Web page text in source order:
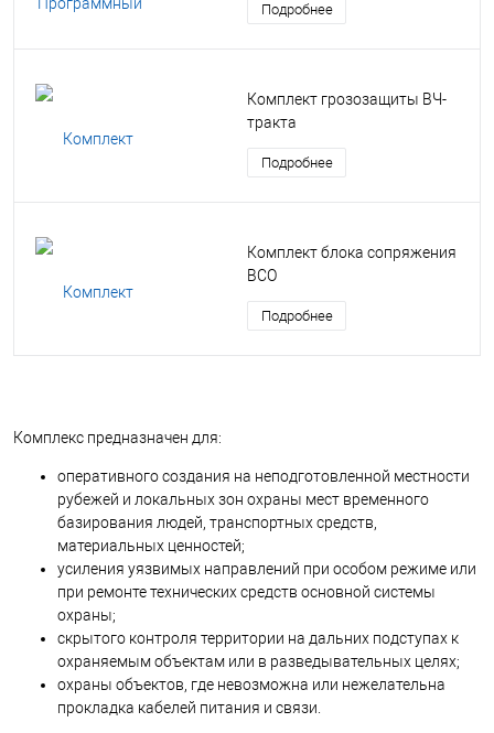
Подробнее
Комплект грозозащиты ВЧ-
тракта
Подробнее
Комплект блока сопряжения
ВСО
Подробнее
Комплекс предназначен для:
оперативного создания на неподготовленной местности
рубежей и локальных зон охраны мест временного
базирования людей, транспортных средств,
материальных ценностей;
усиления уязвимых направлений при особом режиме или
при ремонте технических средств основной системы
охраны;
скрытого контроля территории на дальних подступах к
охраняемым объектам или в разведывательных целях;
охраны объектов, где невозможна или нежелательна
прокладка кабелей питания и связи.